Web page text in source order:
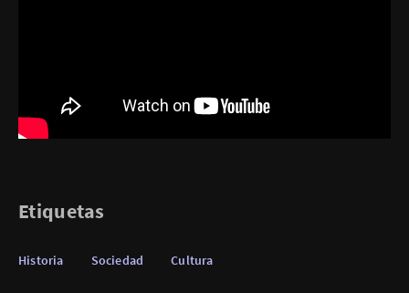
Etiquetas
Historia Sociedad Cultura